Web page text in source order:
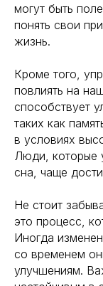
могут быть
понять свои
жизнь.
Кроме того,
повлиять на
способствует
таких как
в условиях
Люди, которые
сна, чаще
Не стоит
это процесс,
Иногда
со временем
улучшениям.